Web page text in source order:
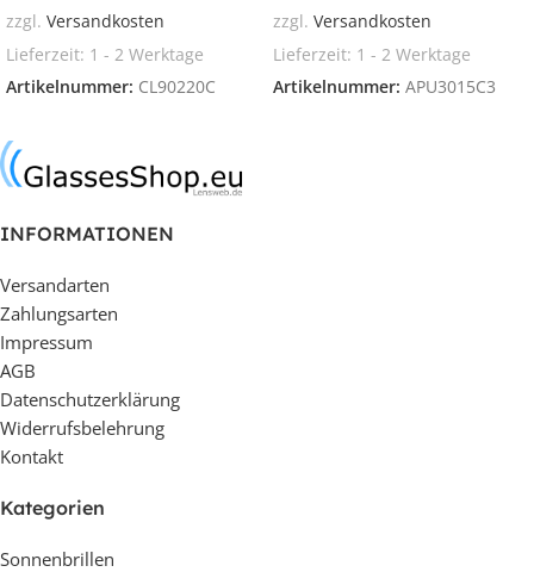
zzgl. Versandkosten
Lieferzeit: 1 - 2 Werktage
Artikelnummer: CL90220C
zzgl. Versandkosten
Lieferzeit: 1 - 2 Werktage
Artikelnummer: APU3015C3
INFORMATIONEN
Versandarten
Zahlungsarten
Impressum
AGB
Datenschutzerklärung
Widerrufsbelehrung
Kontakt
Kategorien
Sonnenbrillen